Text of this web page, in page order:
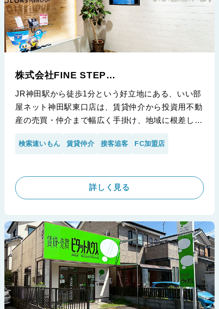
株式会社FINE STEP
(いい部屋ネット 神田東口店 )
JR神田駅から徒歩1分という好立地にある、いい部
屋ネット神田駅東口店は、賃貸仲介から投資用不動
産の売買・仲介まで幅広く手掛け、地域に根差した
を得ています。この度、お客様の期待に応え続ける
た。今回は、株式会社FINE STEPの小池様と井上
様に、導入の背景から具体的な効果、今後の展望ま
※株式会社FINE STEP様の導入事例です。
検索速いもん 賃貸仲介 接客追客 FC加盟店
詳しく見る